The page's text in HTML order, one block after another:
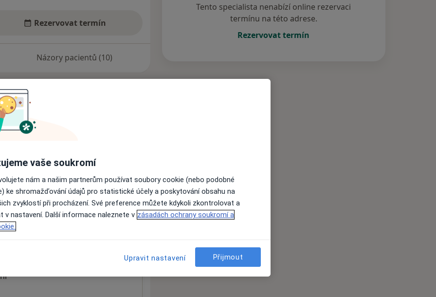
Rezervovat termín
Názory pacientů (10)
nejsou k dispozici
informace o svých službách.
Tento specialista nenabízí online rezervaci
termínu na této adrese.
Rezervovat termín
vaše soukromí
nám a našim partnerům používat soubory cookie (nebo podobné
ke shromažďování údajů pro statistické účely a poskytování obsahu na
zvyklostí při procházení. Své preference můžete kdykoli zkontrolovat a
v nastavení. Další informace naleznete v zásadách ochrany soukromí a
Upravit nastavení Přijmout